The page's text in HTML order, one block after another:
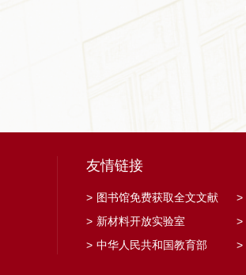
友情链接
> 图书馆免费获取全文文献 >
> 新材料开放实验室 >
> 中华人民共和国教育部 >